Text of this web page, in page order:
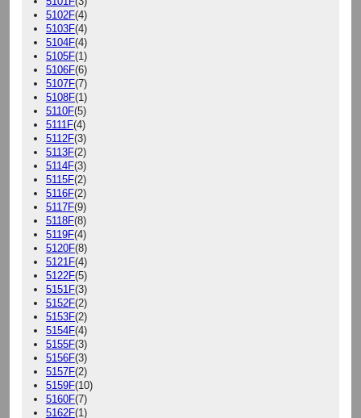
5102F(4)
5103F(4)
5104F(4)
5105F(1)
5106F(6)
5107F(7)
5108F(1)
5110F(5)
5111F(4)
5112F(3)
5113F(2)
5114F(3)
5115F(2)
5116F(2)
5117F(9)
5118F(8)
5119F(4)
5120F(8)
5121F(4)
5122F(5)
5151F(3)
5152F(2)
5153F(2)
5154F(4)
5155F(3)
5156F(3)
5157F(2)
5159F(10)
5160F(7)
5162F(1)